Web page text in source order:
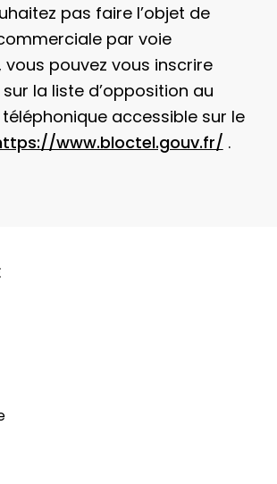
pas faire l’objet de
par voie
vous pouvez vous inscrire
la liste d’opposition au
accessible sur le
www.bloctel.gouv.fr/ .